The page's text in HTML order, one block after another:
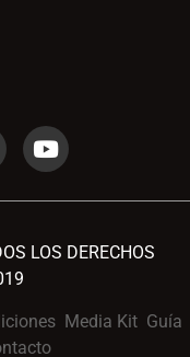
LOS DERECHOS
Media Kit Guía